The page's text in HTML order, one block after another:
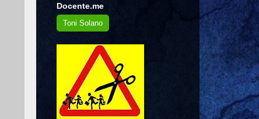
Docente.me
Toni Solano